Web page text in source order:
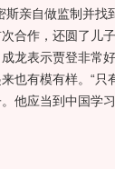
亲自做监制并找
合作，还圆了儿
龙表示贾登非常
也有模有样。“
他应当到中国学